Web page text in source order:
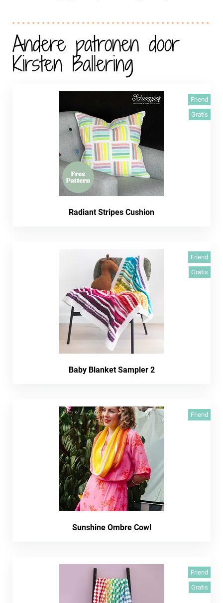
Andere patronen door
Kirsten Ballering
Friend
Gratis
Radiant Stripes Cushion
Friend
Gratis
Baby Blanket Sampler 2
Friend
Sunshine Ombre Cowl
Friend
Gratis